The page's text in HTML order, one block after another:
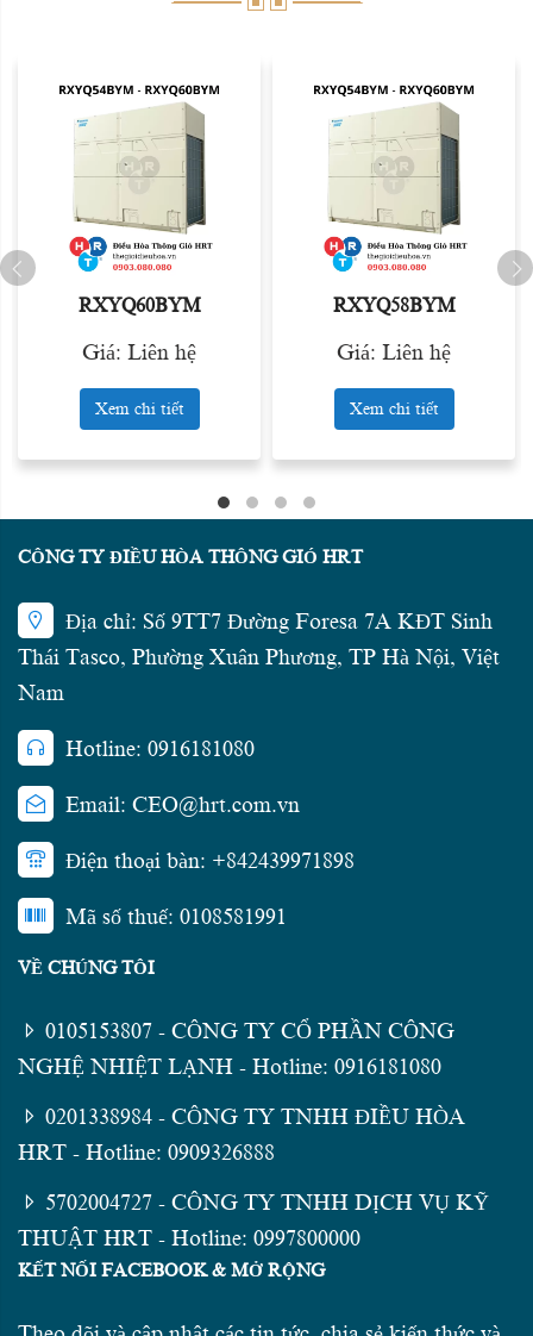
RXYQ60BYM
Giá: Liên hệ
Xem chi tiết
RXYQ58BYM
Giá: Liên hệ
Xem chi tiết
CÔNG TY ĐIỀU HÒA THÔNG GIÓ HRT
Địa chỉ: Số 9TT7 Đường Foresa 7A KĐT Sinh
Thái Tasco, Phường Xuân Phương, TP Hà Nội, Việt
Nam
Hotline: 0916181080
Email: CEO@hrt.com.vn
Điện thoại bàn: +842439971898
Mã số thuế: 0108581991
VỀ CHÚNG TÔI
0105153807 - CÔNG TY CỔ PHẦN CÔNG
NGHỆ NHIỆT LẠNH - Hotline: 0916181080
0201338984 - CÔNG TY TNHH ĐIỀU HÒA
HRT - Hotline: 0909326888
5702004727 - CÔNG TY TNHH DỊCH VỤ KỸ
THUẬT HRT - Hotline: 0997800000
KẾT NỐI FACEBOOK & MỞ RỘNG